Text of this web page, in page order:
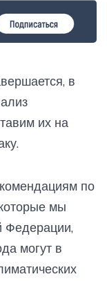
в
их на
по
мы
Федерации,
могут в